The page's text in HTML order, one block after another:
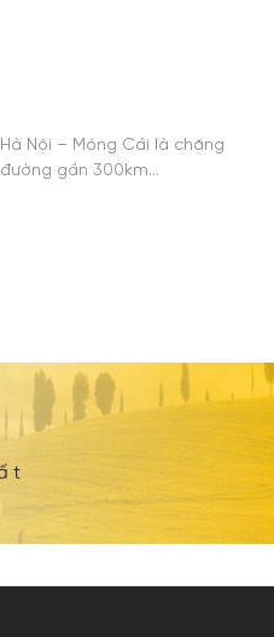
Hà Nội – Móng Cái là chặng
đường gần 300km…